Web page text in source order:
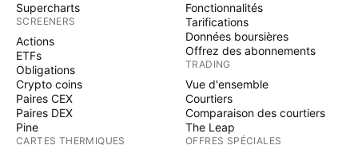
Supercharts
SCREENERS
Actions
ETFs
Obligations
Crypto coins
Paires CEX
Paires DEX
Pine
CARTES THERMIQUES
Fonctionnalités
Tarifications
Données boursières
Offrez des abonnements
TRADING
Vue d'ensemble
Courtiers
Comparaison des courtiers
The Leap
OFFRES SPÉCIALES